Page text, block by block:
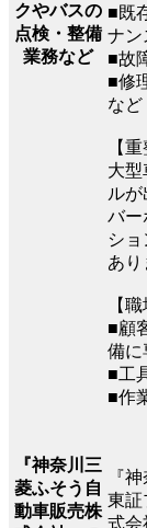
クやバスの
点検・整備
業務など
■既
ナン
■故
■修
など
【
大
ル
バー
シ
あり
【
■顧
備に
■工
■作
『神奈川三
菱ふそう自
動車販売株
『
東証
式会